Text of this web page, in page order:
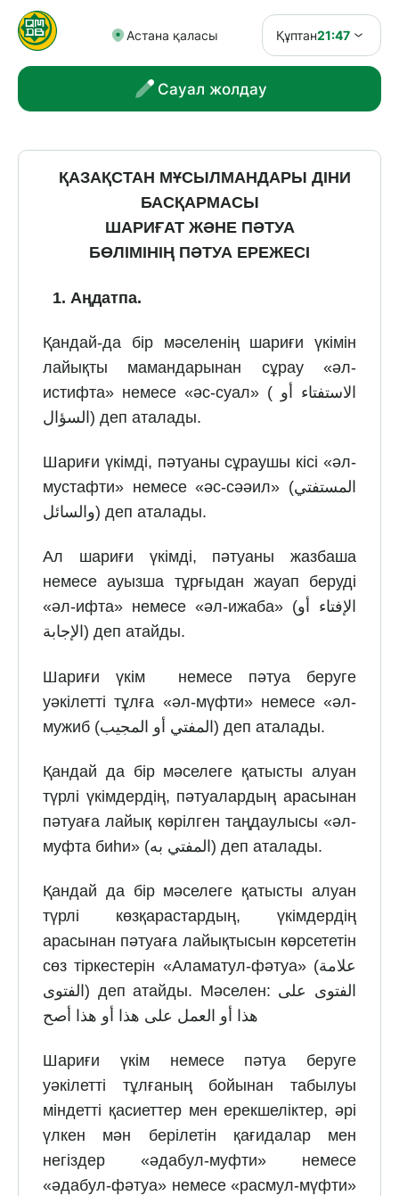
Астана қаласы Құптан21:47
Сауал жолдау
ҚАЗАҚСТАН МҰСЫЛМАНДАРЫ ДІНИ
БАСҚАРМАСЫ
ШАРИҒАТ ЖӘНЕ ПӘТУА
БӨЛІМІНІҢ ПӘТУА ЕРЕЖЕСІ
1. Аңдатпа.
Қандай-да бір мәселенің шариғи үкімін
лайықты мамандарынан сұрау «әл-
истифта» немесе «әс-суал» ( الاستفتاء أو
السؤال) деп аталады.
Шариғи үкімді, пәтуаны сұраушы кісі «әл-
мустафти» немесе «әс-сәәил» (المستفتي
والسائل) деп аталады.
Ал шариғи үкімді, пәтуаны жазбаша
немесе ауызша тұрғыдан жауап беруді
«әл-ифта» немесе «әл-ижаба» (الإفتاء أو
الإجابة) деп атайды.
Шариғи үкім немесе пәтуа беруге
уәкілетті тұлға «әл-мүфти» немесе «әл-
мужиб (المفتي أو المجيب) деп аталады.
Қандай да бір мәселеге қатысты алуан
түрлі үкімдердің, пәтуалардың арасынан
пәтуаға лайық көрілген таңдаулысы «әл-
муфта биһи» (المفتي به) деп аталады.
Қандай да бір мәселеге қатысты алуан
түрлі көзқарастардың, үкімдердің
арасынан пәтуаға лайықтысын көрсететін
сөз тіркестерін «Аламатул-фәтуа» (علامة
الفتوى) деп атайды. Мәселен: الفتوى على
هذا أو العمل على هذا أو هذا أصح
Шариғи үкім немесе пәтуа беруге
уәкілетті тұлғаның бойынан табылуы
міндетті қасиеттер мен ерекшеліктер, әрі
үлкен мән берілетін қағидалар мен
негіздер «әдабул-муфти» немесе
«әдабул-фәтуа» немесе «расмул-мүфти»